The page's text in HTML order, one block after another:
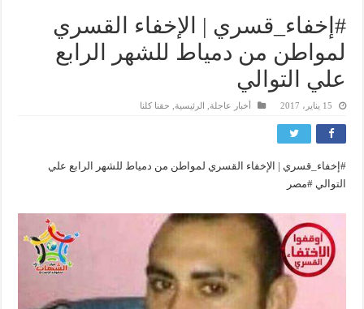
#إخفاء_قسري | الإخفاء القسري
لمواطن من دمياط للشهر الرابع
علي التوالي
15 يناير، 2017 أخبار عاجلة الرئيسية حقنا كلنا
#إخفاء_قسري | الإخفاء القسري لمواطن من دمياط للشهر الرابع علي
التوالي #مصر